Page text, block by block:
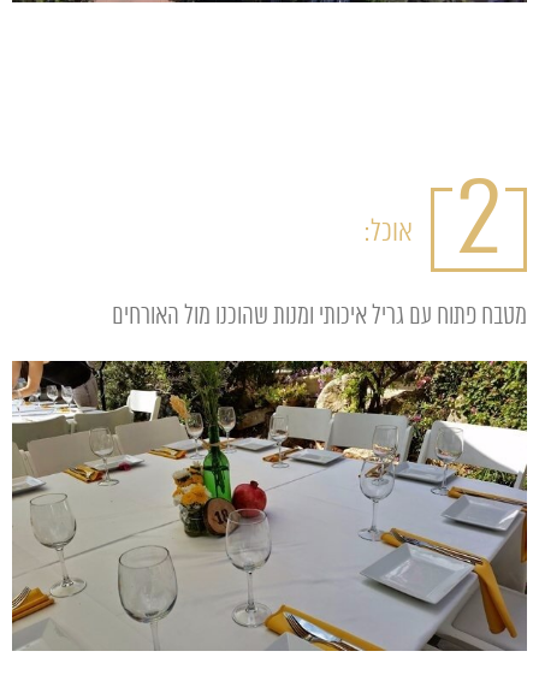
2 אוכל:
מטבח פתוח עם גריל איכותי ומנות שהוכנו מול האורחים